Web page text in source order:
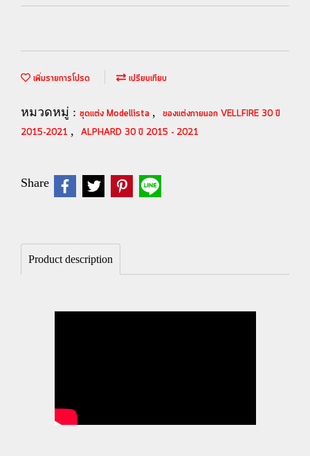
เพิ่มรายการโปรด เปรียบเทียบ
หมวดหมู่ : ชุดแต่ง Modellista , ของแต่งภายนอก VELLFIRE 30 ปี
2015-2021 , ALPHARD 30 ปี 2015 - 2021
Share
Product description